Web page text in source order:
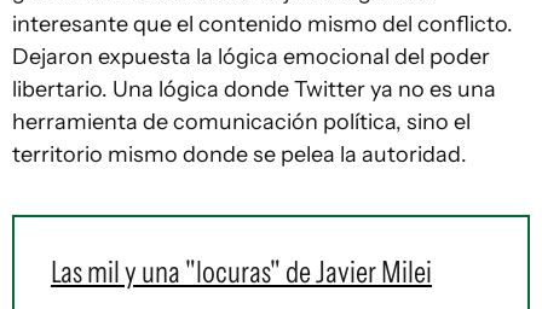
interesante que el contenido mismo del conflicto.
Dejaron expuesta la lógica emocional del poder
libertario. Una lógica donde Twitter ya no es una
herramienta de comunicación política, sino el
territorio mismo donde se pelea la autoridad.
Las mil y una "locuras" de Javier Milei